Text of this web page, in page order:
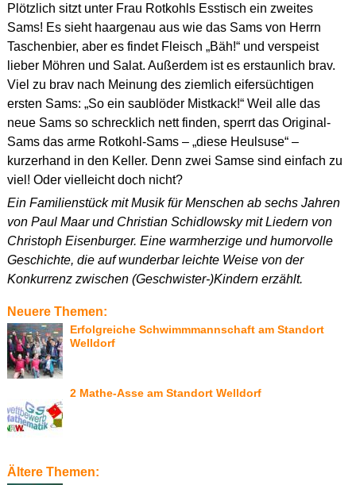
Plötzlich sitzt unter Frau Rotkohls Esstisch ein zweites
Sams! Es sieht haargenau aus wie das Sams von Herrn
Taschenbier, aber es findet Fleisch „Bäh!“ und verspeist
lieber Möhren und Salat. Außerdem ist es erstaunlich brav.
Viel zu brav nach Meinung des ziemlich eifersüchtigen
ersten Sams: „So ein saublöder Mistkack!“ Weil alle das
neue Sams so schrecklich nett finden, sperrt das Original-
Sams das arme Rotkohl-Sams – „diese Heulsuse“ –
kurzerhand in den Keller. Denn zwei Samse sind einfach zu
viel! Oder vielleicht doch nicht?
Ein Familienstück mit Musik für Menschen ab sechs Jahren
von Paul Maar und Christian Schidlowsky mit Liedern von
Christoph Eisenburger. Eine warmherzige und humorvolle
Geschichte, die auf wunderbar leichte Weise von der
Konkurrenz zwischen (Geschwister-)Kindern erzählt.
Neuere Themen:
Erfolgreiche Schwimmmannschaft am Standort
Welldorf
2 Mathe-Asse am Standort Welldorf
Ältere Themen: